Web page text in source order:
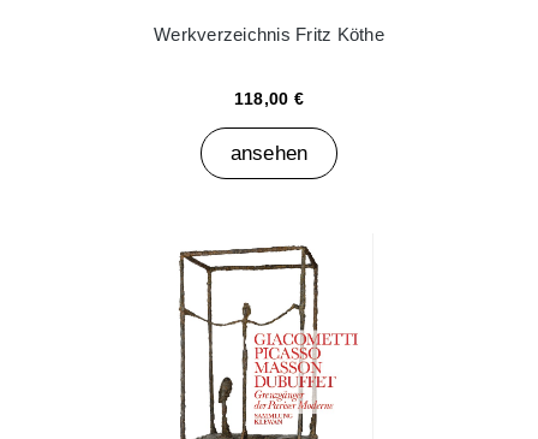
Werkverzeichnis Fritz Köthe
118,00 €
ansehen